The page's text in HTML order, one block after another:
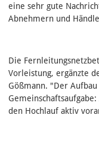
eine sehr gute
Abnehmern und
Die
Vorleistung, ergänzte
Gößmann. "Der
den Hochlauf aktiv